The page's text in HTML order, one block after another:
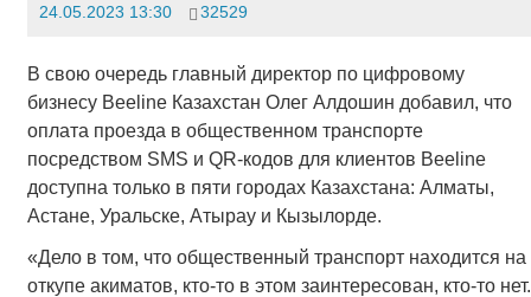
24.05.2023 13:30 32529
В свою очередь главный директор по цифровому
бизнесу Beeline Казахстан Олег Алдошин добавил, что
оплата проезда в общественном транспорте
посредством SMS и QR-кодов для клиентов Beeline
доступна только в пяти городах Казахстана: Алматы,
Астане, Уральске, Атырау и Кызылорде.
«Дело в том, что общественный транспорт находится на
откупе акиматов, кто-то в этом заинтересован, кто-то нет.